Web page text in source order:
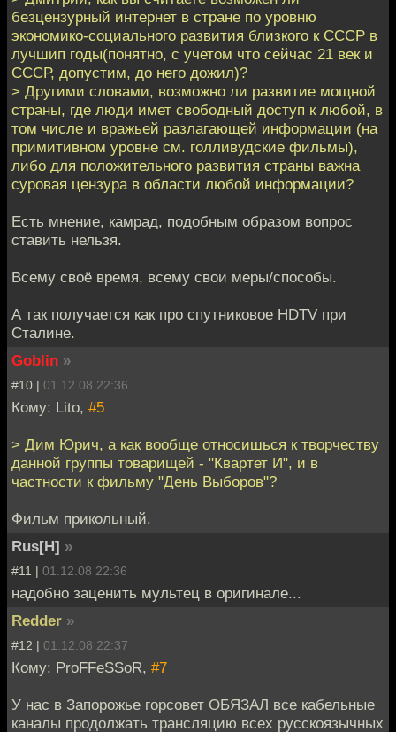
безцензурный интернет в стране по уровню
экономико-социального развития близкого к СССР в
лучшип годы(понятно, с учетом что сейчас 21 век и
СССР, допустим, до него дожил)?
> Другими словами, возможно ли развитие мощной
страны, где люди имет свободный доступ к любой, в
том числе и вражьей разлагающей информации (на
примитивном уровне см. голливудские фильмы),
либо для положительного развития страны важна
суровая цензура в области любой информации?
Есть мнение, камрад, подобным образом вопрос
ставить нельзя.
Всему своё время, всему свои меры/способы.
А так получается как про спутниковое HDTV при
Сталине.
Goblin »
#10 | 01.12.08 22:36
Кому: Lito, #5
> Дим Юрич, а как вообще относишься к творчеству
данной группы товарищей - "Квартет И", и в
частности к фильму "День Выборов"?
Фильм прикольный.
Rus[H] »
#11 | 01.12.08 22:36
надобно заценить мультец в оригинале...
Redder »
#12 | 01.12.08 22:37
Кому: ProFFeSSoR, #7
У нас в Запорожье горсовет ОБЯЗАЛ все кабельные
каналы продолжать трансляцию всех русскоязычных